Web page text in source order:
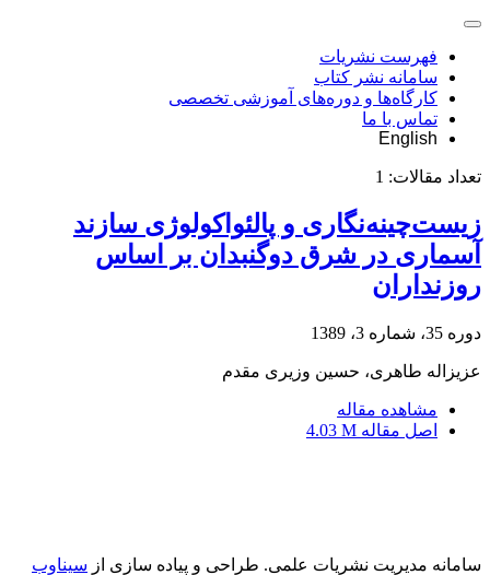
فهرست نشریات
سامانه نشر کتاب
کارگاه‌ها و دوره‌های آموزشی تخصصی
تماس با ما
English
تعداد مقالات: 1
زیست‌چینه‌نگاری و پالئواکولوژی سازند
آسماری در شرق دوگنبدان بر اساس
روزنداران
دوره 35، شماره 3، 1389
عزیزاله طاهری، حسین وزیری مقدم
مشاهده مقاله
اصل مقاله 4.03 M
سامانه مدیریت نشریات علمی. طراحی و پیاده سازی از سیناوب